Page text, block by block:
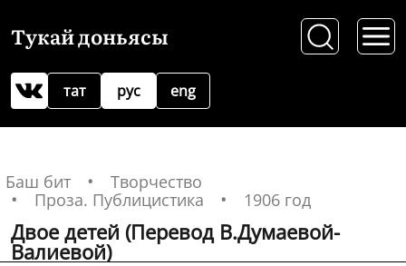
Тукай доньясы
рус
тат eng
Баш бит
Творчество
Проза. Публицистика
1906 год
Двое детей (Перевод В.Думаевой-
Валиевой)